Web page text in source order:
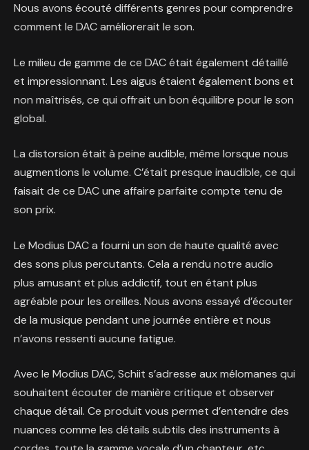
Nous avons écouté différents genres pour comprendre
comment le DAC améliorerait le son.
Le milieu de gamme de ce DAC était également détaillé
et impressionnant. Les aigus étaient également bons et
non maîtrisés, ce qui offrait un bon équilibre pour le son
global.
La distorsion était à peine audible, même lorsque nous
augmentions le volume. C’était presque inaudible, ce qui
faisait de ce DAC une affaire parfaite compte tenu de
son prix.
Le Modius DAC a fourni un son de haute qualité avec
des sons plus percutants. Cela a rendu notre audio
plus amusant et plus addictif, tout en étant plus
agréable pour les oreilles. Nous avons essayé d’écouter
de la musique pendant une journée entière et nous
n’avons ressenti aucune fatigue.
Avec le Modius DAC, Schiit s’adresse aux mélomanes qui
souhaitent écouter de manière critique et observer
chaque détail. Ce produit vous permet d’entendre des
nuances comme les détails subtils des instruments à